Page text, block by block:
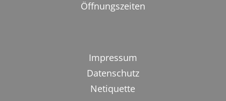
Öffnungszeiten
Impressum
Datenschutz
Netiquette